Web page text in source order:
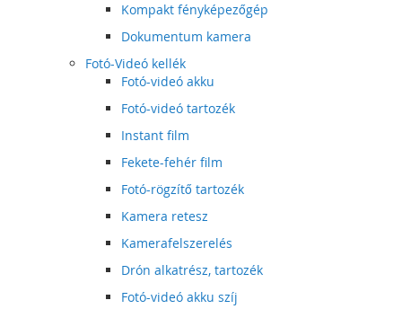
Kompakt fényképezőgép
Dokumentum kamera
Fotó-Videó kellék
Fotó-videó akku
Fotó-videó tartozék
Instant film
Fekete-fehér film
Fotó-rögzítő tartozék
Kamera retesz
Kamerafelszerelés
Drón alkatrész, tartozék
Fotó-videó akku szíj